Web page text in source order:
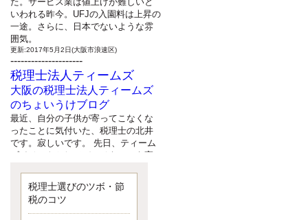
いわれる昨今。UFJの入園料は上昇の
一途。さらに、日本でないような雰
囲気。
更新:2017年5月2日(大阪市浪速区)
---------------------
税理士法人ティームズ
大阪の税理士法人ティームズ
のちょいうけブログ
最近、自分の子供が寄ってこなくな
ったことに気付いた、税理士の北井
です。寂しいです。 先日、ティーム
ズイベントとしてバーベキューを実
と思いましたが、そこはセンスある
後のブロガーに任せようと思いま
更新:2017年5月1日(大阪市北区)
税理士選びのツボ・節
税のコツ